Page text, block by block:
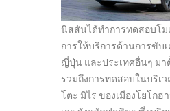
นิสสันได้ทำการทดสอบโม
การให้บริการด้านการขับ
ญี่ปุ่น และประเทศอื่นๆ มา
รวมถึงการทดสอบในบริเ
โตะ มิไร ของเมืองโยโกฮ